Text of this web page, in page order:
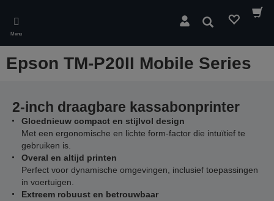
main
content
Menu
Zoeken
Epson TM-P20II Mobile Series
2-inch draagbare kassabonprinter
Gloednieuw compact en stijlvol design
Met een ergonomische en lichte form-factor die intuïtief te
gebruiken is.
Overal en altijd printen
Perfect voor dynamische omgevingen, inclusief toepassingen
in voertuigen.
Extreem robuust en betrouwbaar